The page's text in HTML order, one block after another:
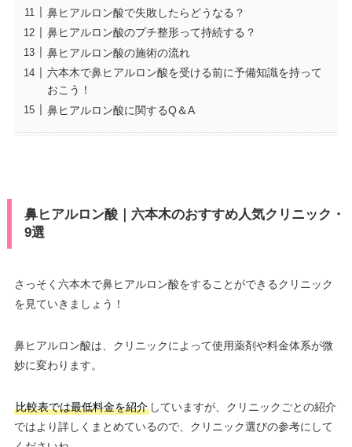
鼻ヒアルロン酸で失敗したらどうなる？
鼻ヒアルロン酸のプチ整形って持続する？
鼻ヒアルロン酸の施術の流れ
六本木で鼻ヒアルロン酸を受ける前に予備知識を持って
おこう！
鼻ヒアルロン酸に関するQ＆A
鼻ヒアルロン酸｜六本木のおすすめ人気クリニック・
9選
さっそく六本木で鼻ヒアルロン酸をすることができるクリニック
を見ていきましょう！
鼻ヒアルロン酸は、クリニックによって使用薬剤や料金体系が微
妙に変わります。
比較表では最低料金を紹介していますが、クリニックごとの紹介
ではより詳しくまとめているので、クリニック選びの参考にして